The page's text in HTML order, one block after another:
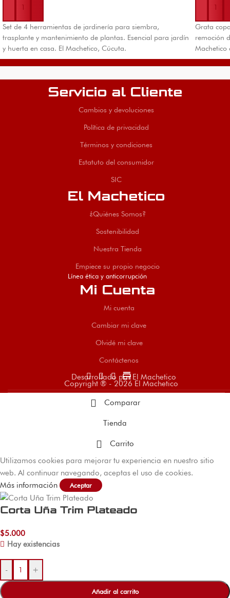
Set de 4 herramientas de jardinería para siembra,
trasplante y mantenimiento de plantas. Esencial para jardín
y huerta en casa. El Machetico, Cúcuta.
Grata
remoción
Machetico
Servicio al Cliente
Cambios y devoluciones
Política de privacidad
Términos y condiciones
Estatuto del consumidor
SIC
El Machetico
¿Quiénes Somos?
Sostenibilidad
Nuestra Tienda
Empiece su propio negocio
Línea ética y anticorrupción
Mi Cuenta
Mi cuenta
Cambiar mi clave
Olvidé mi clave
Contáctenos
store
Desarrollado por El Machetico
Copyright ® - 2026 El Machetico
Comparar
Tienda
Carrito
Utilizamos cookies para mejorar tu experiencia en nuestro sitio
web. Al continuar navegando, aceptas el uso de cookies.
Más información
Aceptar
Corta Uña Trim Plateado
$5.000
Hay existencias
- +
Añadir al carrito